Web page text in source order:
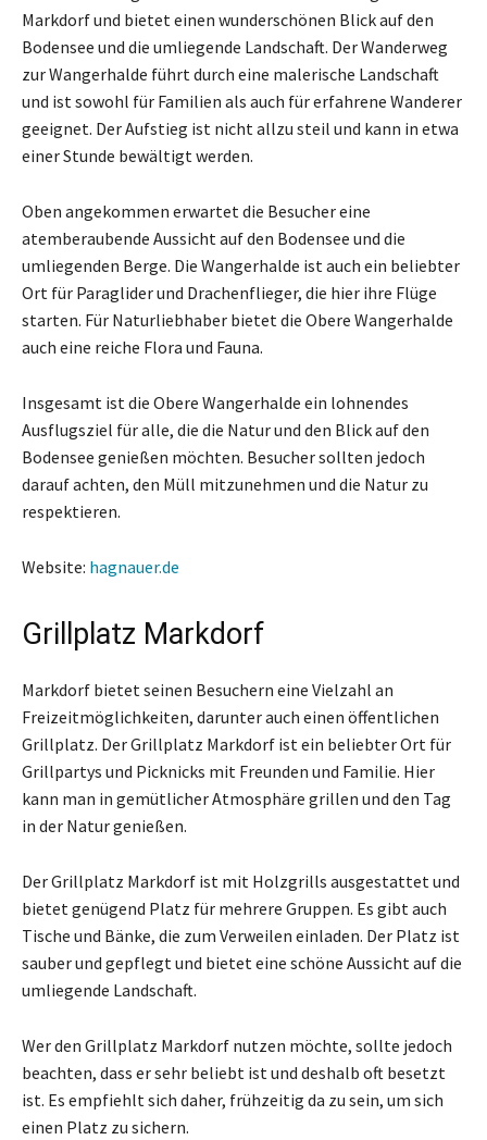
Markdorf und bietet einen wunderschönen Blick auf den
Bodensee und die umliegende Landschaft. Der Wanderweg
zur Wangerhalde führt durch eine malerische Landschaft
und ist sowohl für Familien als auch für erfahrene Wanderer
geeignet. Der Aufstieg ist nicht allzu steil und kann in etwa
einer Stunde bewältigt werden.
Oben angekommen erwartet die Besucher eine
atemberaubende Aussicht auf den Bodensee und die
umliegenden Berge. Die Wangerhalde ist auch ein beliebter
Ort für Paraglider und Drachenflieger, die hier ihre Flüge
starten. Für Naturliebhaber bietet die Obere Wangerhalde
auch eine reiche Flora und Fauna.
Insgesamt ist die Obere Wangerhalde ein lohnendes
Ausflugsziel für alle, die die Natur und den Blick auf den
Bodensee genießen möchten. Besucher sollten jedoch
darauf achten, den Müll mitzunehmen und die Natur zu
respektieren.
Website: hagnauer.de
Grillplatz Markdorf
Markdorf bietet seinen Besuchern eine Vielzahl an
Freizeitmöglichkeiten, darunter auch einen öffentlichen
Grillplatz. Der Grillplatz Markdorf ist ein beliebter Ort für
Grillpartys und Picknicks mit Freunden und Familie. Hier
kann man in gemütlicher Atmosphäre grillen und den Tag
in der Natur genießen.
Der Grillplatz Markdorf ist mit Holzgrills ausgestattet und
bietet genügend Platz für mehrere Gruppen. Es gibt auch
Tische und Bänke, die zum Verweilen einladen. Der Platz ist
sauber und gepflegt und bietet eine schöne Aussicht auf die
umliegende Landschaft.
Wer den Grillplatz Markdorf nutzen möchte, sollte jedoch
beachten, dass er sehr beliebt ist und deshalb oft besetzt
ist. Es empfiehlt sich daher, frühzeitig da zu sein, um sich
einen Platz zu sichern.